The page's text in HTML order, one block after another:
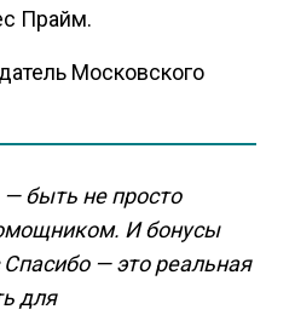
Прайм.
Московского
быть не просто
И бонусы
— это реальная
для